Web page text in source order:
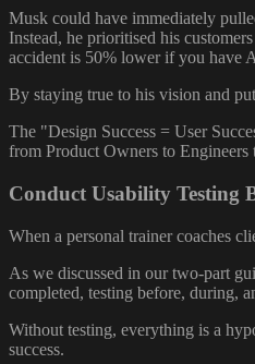
Musk could have immediately
Instead, he prioritised his
accident is 50% lower if you have
By staying true to his vision and
The "Design Success = User
from Product Owners to Engineers
Conduct Usability Testing
When a personal trainer coaches
As we discussed in our two-part
completed, testing before, during,
Without testing, everything is a
success.